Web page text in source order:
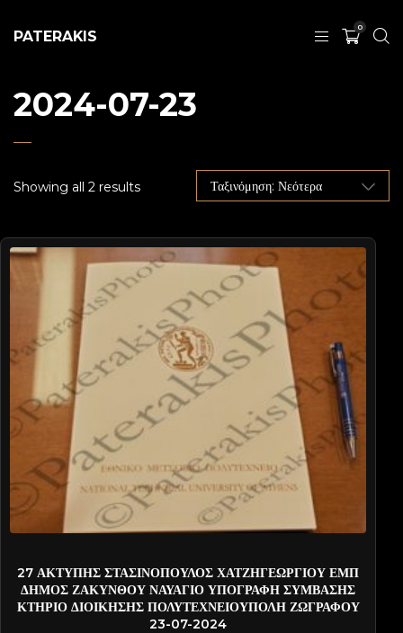
PATERAKIS
0
2024-07-23
Showing all 2 results
27 ΑΚΤΥΠΗΣ ΣΤΑΣΙΝΟΠΟΥΛΟΣ ΧΑΤΖΗΓΕΩΡΓΙΟΥ ΕΜΠ
ΔΗΜΟΣ ΖΑΚΥΝΘΟΥ ΝΑΥΑΓΙΟ ΥΠΟΓΡΑΦΗ ΣΥΜΒΑΣΗΣ
ΚΤΗΡΙΟ ΔΙΟΙΚΗΣΗΣ ΠΟΛΥΤΕΧΝΕΙΟΥΠΟΛΗ ΖΩΓΡΑΦΟΥ
23-07-2024